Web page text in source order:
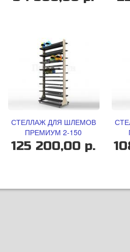
СТЕЛЛАЖ ДЛЯ ШЛЕМОВ
ПРЕМИУМ 2-150
125 200,00 р.